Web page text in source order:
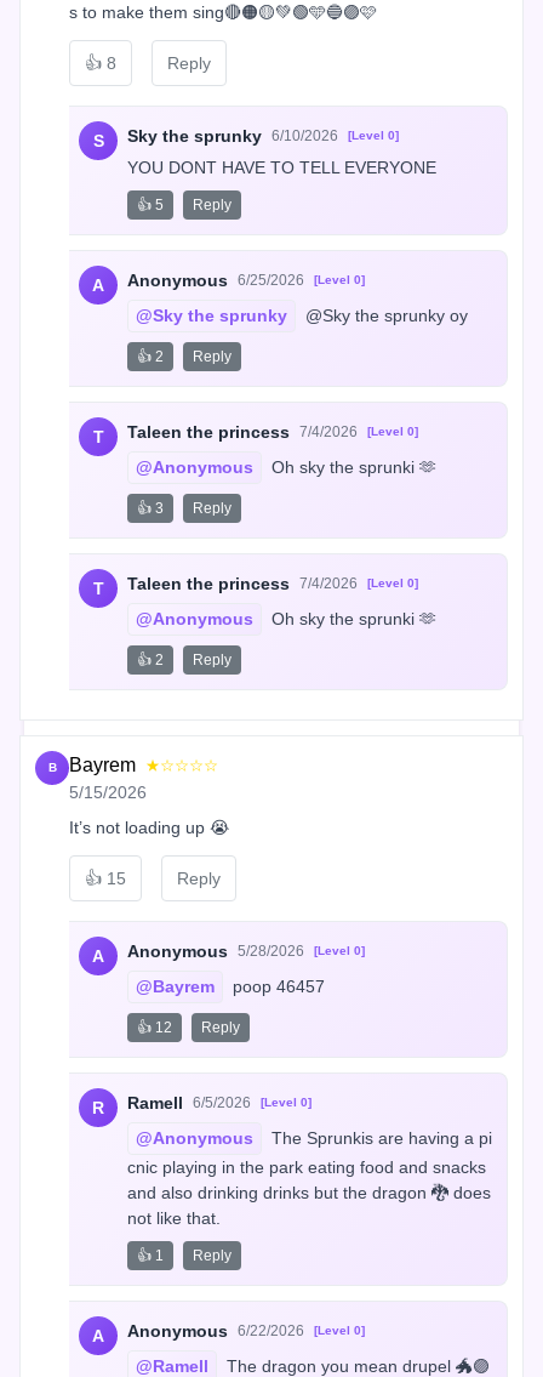
s to make them sing🔴🟠🟡💚🟢🩵🔵🟣🩷
👍 8 Reply
S Sky the sprunky 6/10/2026 [Level 0]
YOU DONT HAVE TO TELL EVERYONE
👍 5 Reply
A Anonymous 6/25/2026 [Level 0]
@Sky the sprunky @Sky the sprunky oy
👍 2 Reply
T Taleen the princess 7/4/2026 [Level 0]
@Anonymous Oh sky the sprunki 🫶
👍 3 Reply
T Taleen the princess 7/4/2026 [Level 0]
@Anonymous Oh sky the sprunki 🫶
👍 2 Reply
B Bayrem ★☆☆☆☆
5/15/2026
It’s not loading up 😭
👍 15 Reply
A Anonymous 5/28/2026 [Level 0]
@Bayrem poop 46457
👍 12 Reply
R Ramell 6/5/2026 [Level 0]
@Anonymous
The Sprunkis are having a pi
cnic playing in the park eating food and snacks
and also drinking drinks but the dragon 🐉 does
not like that.
👍 1 Reply
A Anonymous 6/22/2026 [Level 0]
@Ramell The dragon you mean drupel 🐲🟣